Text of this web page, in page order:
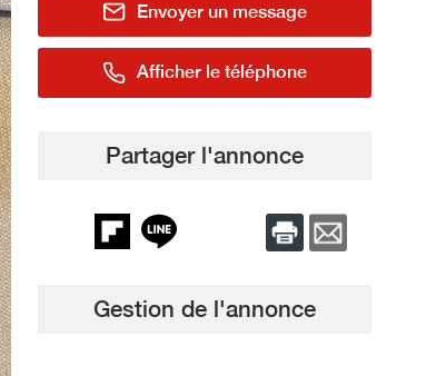
Envoyer un message
Afficher le téléphone
Partager l'annonce
Gestion de l'annonce